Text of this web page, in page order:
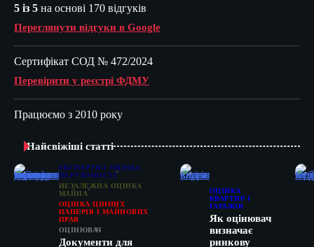
5 із 5 на основі 170 відгуків
Переглянути відгуки в Google
Сертифікат СОД № 472/2024
Перевірити у реєстрі ФДМУ
Працюємо з 2010 року
Найсвіжіші статті
ЕКСПЕРТНА ОЦІНКА
НЕРУХОМОСТІ
НЕЗАЛЕЖНА ОЦІНКА
МАЙНА
ОЦІНКА ЦІННИХ
ПАПЕРІВ І МАЙНОВИХ
ПРАВ
ОЦІНЮВАЧ
Документи для
ОЦІНКА
КВАРТИР І
ГАРАЖІВ
Як оцінювач
визначає
ринкову